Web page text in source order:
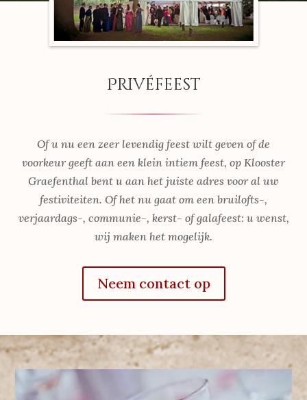
Privéfeest
Of u nu een zeer levendig feest wilt geven of de
voorkeur geeft aan een klein intiem feest, op Klooster
Graefenthal bent u aan het juiste adres voor al uw
festiviteiten. Of het nu gaat om een bruilofts-,
verjaardags-, communie-, kerst- of galafeest: u wenst,
wij maken het mogelijk.
Neem contact op